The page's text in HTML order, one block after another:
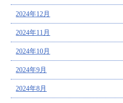
2024年12月
2024年11月
2024年10月
2024年9月
2024年8月